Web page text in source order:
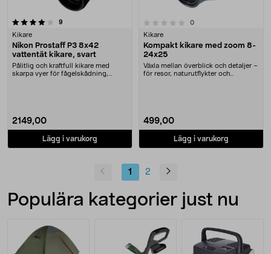
9
Kikare
Nikon Prostaff P3 8x42
vattentät kikare, svart
Pålitlig och kraftfull kikare med
skarpa vyer för fågelskådning,
2149,00
Lägg i varukorg
0.0 av 5 stjärnor 0recensioner
Kikare
Kompakt kikare med zoom 8-
24x25
Växla mellan överblick och detaljer –
för resor, naturutflykter och
499,00
Lägg i varukorg
1 2
Populära kategorier just nu